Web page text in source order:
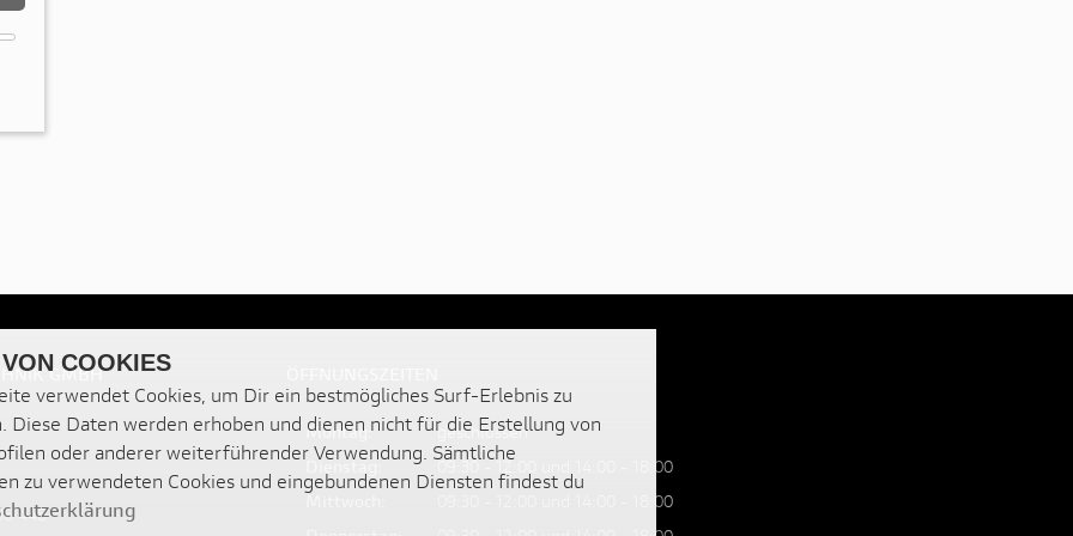
GMBH
448
Montag:
geschlossen
Dienstag:
09:30 - 12:00 und 14:00 - 18:00
09:30 - 12:00 und 14:00 - 18:00
COOKIES
verwendet Cookies, um Dir ein bestmögliches Surf-Erlebnis zu
Diese Daten werden erhoben und dienen nicht für die Erstellung von
oder anderer weiterführender Verwendung. Sämtliche
zu verwendeten Cookies und eingebundenen Diensten findest du